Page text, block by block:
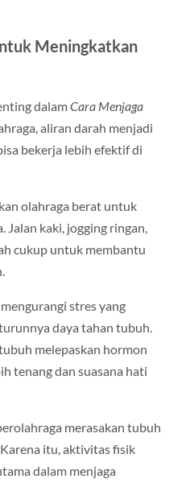
Meningkatkan
dalamCara Menjaga
aliran darah menjadi
bekerja lebih efektif di
olahraga berat untuk
kaki, jogging ringan,
cukup untuk membantu
stres yang
daya tahan tubuh.
melepaskan hormon
tenang dan suasana hati
merasakan tubuh
itu, aktivitas fisik
dalam menjaga